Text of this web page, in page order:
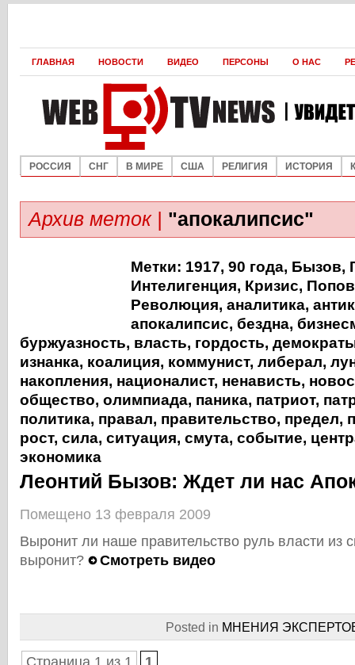
ГЛАВНАЯ НОВОСТИ ВИДЕО ПЕРСОНЫ О НАС
РОССИЯ СНГ В МИРЕ США РЕЛИГИЯ ИСТОРИЯ
Архив меток | "апокалипсис"
Метки: 1917, 90 года, Бызов,
Интелигенция, Кризис, Попов
Революция, аналитика,
апокалипсис, бездна,
буржуазность, власть, гордость,
изнанка, коалиция, коммунист, либерал,
накопления, националист, ненависть,
общество, олимпиада, паника, патриот,
политика, правал, правительство, предел,
рост, сила, ситуация, смута, событие,
экономика
Леонтий Бызов: Ждет ли нас
Помещено 13 февраля 2009
Выронит ли наше правительство руль власти из
выронит?
Смотреть видео
Posted in МНЕНИЯ
Страница 1 из 1 1